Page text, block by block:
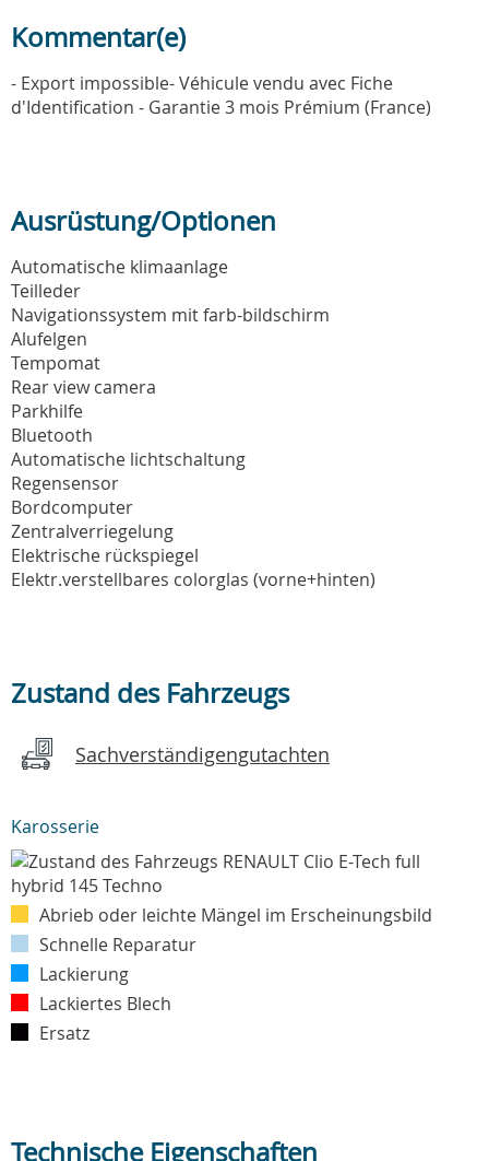
Kommentar(e)
- Export impossible- Véhicule vendu avec Fiche
d'Identification - Garantie 3 mois Prémium (France)
Ausrüstung/Optionen
Automatische klimaanlage
Teilleder
Navigationssystem mit farb-bildschirm
Alufelgen
Tempomat
Rear view camera
Parkhilfe
Bluetooth
Automatische lichtschaltung
Regensensor
Bordcomputer
Zentralverriegelung
Elektrische rückspiegel
Elektr.verstellbares colorglas (vorne+hinten)
Zustand des Fahrzeugs
Sachverständigengutachten
Karosserie
Abrieb oder leichte Mängel im Erscheinungsbild
Schnelle Reparatur
Lackierung
Lackiertes Blech
Ersatz
Technische Eigenschaften